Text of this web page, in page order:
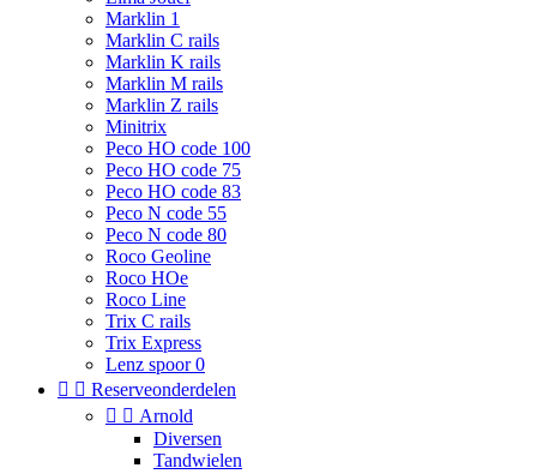
Marklin 1
Marklin C rails
Marklin K rails
Marklin M rails
Marklin Z rails
Minitrix
Peco HO code 100
Peco HO code 75
Peco HO code 83
Peco N code 55
Peco N code 80
Roco Geoline
Roco HOe
Roco Line
Trix C rails
Trix Express
Lenz spoor 0
  Reserveonderdelen
  Arnold
Diversen
Tandwielen